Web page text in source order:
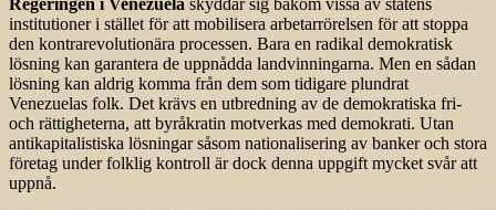
Regeringen i Venezuela skyddar sig bakom vissa av statens
institutioner i stället för att mobilisera arbetarrörelsen för att stoppa
den kontrarevolutionära processen. Bara en radikal demokratisk
lösning kan garantera de uppnådda landvinningarna. Men en sådan
lösning kan aldrig komma från dem som tidigare plundrat
Venezuelas folk. Det krävs en utbredning av de demokratiska fri-
och rättigheterna, att byråkratin motverkas med demokrati. Utan
antikapitalistiska lösningar såsom nationalisering av banker och stora
företag under folklig kontroll är dock denna uppgift mycket svår att
uppnå.